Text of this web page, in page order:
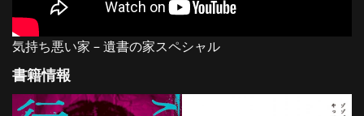
気持ち悪い家 – 遺書の家スペシャル
書籍情報